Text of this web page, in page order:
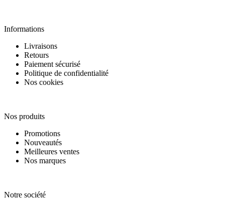
Informations
Livraisons
Retours
Paiement sécurisé
Politique de confidentialité
Nos cookies
Nos produits
Promotions
Nouveautés
Meilleures ventes
Nos marques
Notre société